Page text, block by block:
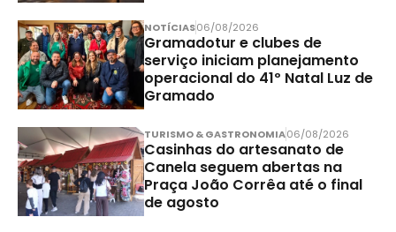
NOTÍCIAS06/08/2026
Gramadotur e clubes de
serviço iniciam planejamento
operacional do 41º Natal Luz de
Gramado
TURISMO & GASTRONOMIA06/08/2026
Casinhas do artesanato de
Canela seguem abertas na
Praça João Corrêa até o final
de agosto